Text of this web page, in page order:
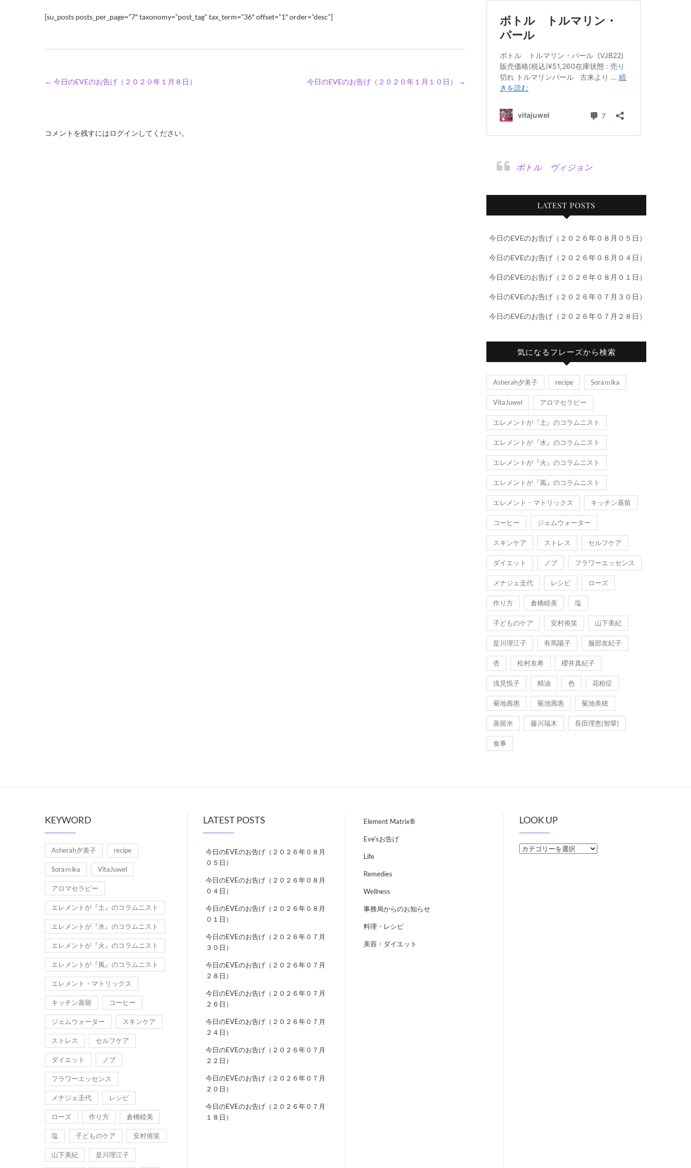
[su_posts posts_per_page=”7″ taxonomy=”post_tag” tax_term=”36″ offset=”1″ order=”desc”]
← 今日のEVEのお告げ（２０２０年１月８日） 今日のEVEのお告げ（２０２０年１月１０日） →
コメントを残すにはログインしてください。
ボトル ヴィジョン
LATEST POSTS
今日のEVEのお告げ（２０２６年０８月０５日）
今日のEVEのお告げ（２０２６年０８月０４日）
今日のEVEのお告げ（２０２６年０８月０１日）
今日のEVEのお告げ（２０２６年０７月３０日）
今日のEVEのお告げ（２０２６年０７月２８日）
気になるフレーズから検索
Asherah夕美子 recipe Soraｍika
VitaJuwel アロマセラピー
エレメントが『土』のコラムニスト
エレメントが『水』のコラムニスト
エレメントが『火』のコラムニスト
エレメントが『風』のコラムニスト
エレメント・マトリックス キッチン蒸留
コーヒー ジェムウォーター
スキンケア ストレス セルフケア
ダイエット ノブ フラワーエッセンス
メナジェ圭代 レシピ ローズ
作り方 倉橋睦美 塩
子どものケア 安村侑笑 山下美紀
是川理江子 有馬陽子 服部友紀子
杏 松村友希 櫻井真紀子
浅見悦子 精油 色 花粉症
菊地壽惠 菊池壽惠 菊池美穂
蒸留水 藤川瑞木 長田理恵(智翠)
食事
KEYWORD
Asherah夕美子 recipe
Soraｍika VitaJuwel
アロマセラピー
エレメントが『土』のコラムニスト
エレメントが『水』のコラムニスト
エレメントが『火』のコラムニスト
エレメントが『風』のコラムニスト
エレメント・マトリックス
キッチン蒸留 コーヒー
ジェムウォーター スキンケア
ストレス セルフケア
ダイエット ノブ
フラワーエッセンス
メナジェ圭代 レシピ
ローズ 作り方 倉橋睦美
塩 子どものケア 安村侑笑
山下美紀 是川理江子
LATEST POSTS
今日のEVEのお告げ（２０２６年０８月
０５日）
今日のEVEのお告げ（２０２６年０８月
０４日）
今日のEVEのお告げ（２０２６年０８月
０１日）
今日のEVEのお告げ（２０２６年０７月
３０日）
今日のEVEのお告げ（２０２６年０７月
２８日）
今日のEVEのお告げ（２０２６年０７月
２６日）
今日のEVEのお告げ（２０２６年０７月
２４日）
今日のEVEのお告げ（２０２６年０７月
２２日）
今日のEVEのお告げ（２０２６年０７月
２０日）
今日のEVEのお告げ（２０２６年０７月
１８日）
Element Matrix®
Eve'sお告げ
Life
Remedies
Wellness
事務局からのお知らせ
料理・レシピ
美容・ダイエット
LOOK UP
LOOK